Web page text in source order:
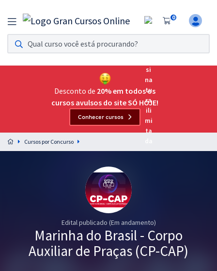
0
Assinatura Ilimitada 11
Acesso a todos os cursos. Teste grátis por 7 dias!
Assinatura OAB Até Passar
Acesso ilimitado a toda preparação para o Exame da
Preparação completa e intensiva para as principais
residências em saúde do Brasil
Graduação
Desconto de 20% em todos os
cursos avulsos do site SÓ HOJE!
Conhecer cursos
Cursos por Concurso
Edital publicado (Em andamento)
Marinha do Brasil - Corpo
Auxiliar de Praças (CP-CAP)